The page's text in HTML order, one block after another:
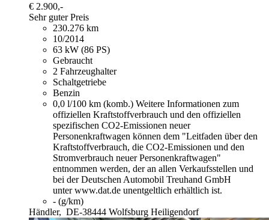
€ 2.900,-
Sehr guter Preis
230.276 km
10/2014
63 kW (86 PS)
Gebraucht
2 Fahrzeughalter
Schaltgetriebe
Benzin
0,0 l/100 km (komb.) Weitere Informationen zum
offiziellen Kraftstoffverbrauch und den offiziellen
spezifischen CO2-Emissionen neuer
Personenkraftwagen können dem "Leitfaden über den
Kraftstoffverbrauch, die CO2-Emissionen und den
Stromverbrauch neuer Personenkraftwagen"
entnommen werden, der an allen Verkaufsstellen und
bei der Deutschen Automobil Treuhand GmbH
unter www.dat.de unentgeltlich erhältlich ist.
- (g/km)
Händler, DE-38444 Wolfsburg Heiligendorf